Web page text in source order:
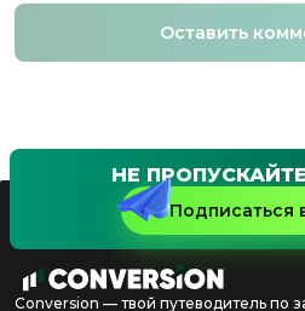
Оставить
НЕ
Подписаться
Conversion — твой путеводитель по